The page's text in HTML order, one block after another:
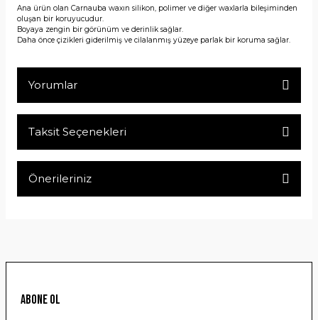
Ana ürün olan Carnauba waxın silikon, polimer ve diğer waxlarla bileşiminden
oluşan bir koruyucudur.
Boyaya zengin bir görünüm ve derinlik sağlar.
Daha önce çizikleri giderilmiş ve cilalanmış yüzeye parlak bir koruma sağlar.
Yorumlar
Taksit Seçenekleri
Önerileriniz
Ürün resmi kalitesiz, bozuk veya görüntülenemiyor.
ABONE OL